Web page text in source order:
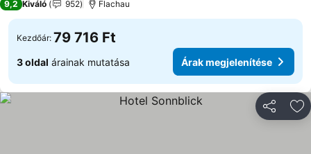
9,2 Kiváló 952 Flachau
Kezdőár: 79 716 Ft
3 oldal árainak mutatása Árak megjelenítése